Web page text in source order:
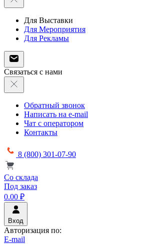
Для Выставки
Для Мероприятия
Для Рекламы
Связаться с нами
Обратный звонок
Написать на e-mail
Чат с оператором
Контакты
8 (800) 301-07-90
Со склада
Под заказ
0.00 ₽
Вход
Авторизация по:
E-mail